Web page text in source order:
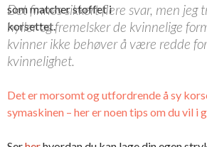
som matcher stoffet i
korsettet.
Det finnes sikkert flere svar, men jeg
hyller og fremelsker de kvinnelige
kvinner ikke behøver å være redde
kvinnelighet.
Det er morsomt og utfordrende å sy
symaskinen – her er noen tips om du vil i